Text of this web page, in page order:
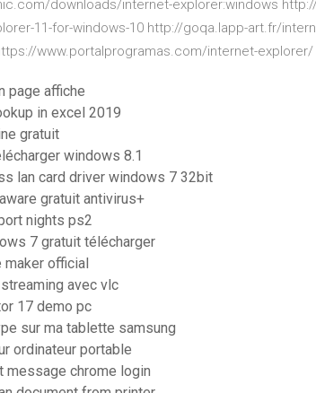
downloads/internet-explorer:windows
11-for-windows-10 http://goqa.lapp-art.fr/
www.portalprogramas.com/internet-explorer/
page affiche
in excel 2019
gratuit
windows 8.1
lan card driver windows 7 32bit
gratuit antivirus+
nights ps2
7 gratuit télécharger
official
avec vlc
17 demo pc
sur ma tablette samsung
ordinateur portable
message chrome login